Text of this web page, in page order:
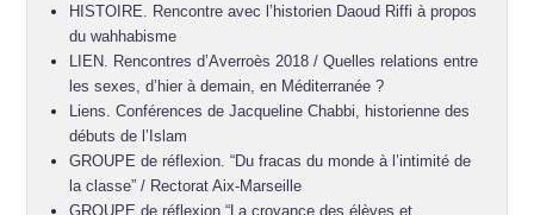
HISTOIRE. Rencontre avec l’historien Daoud Riffi à propos
du wahhabisme
LIEN. Rencontres d’Averroès 2018 / Quelles relations entre
les sexes, d’hier à demain, en Méditerranée ?
Liens. Conférences de Jacqueline Chabbi, historienne des
débuts de l’Islam
GROUPE de réflexion. “Du fracas du monde à l’intimité de
la classe” / Rectorat Aix-Marseille
GROUPE de réflexion “La croyance des élèves et